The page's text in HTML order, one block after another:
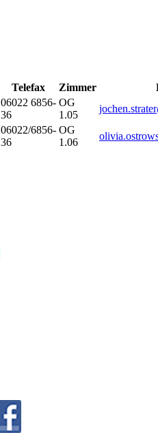
Telefax Zimmer
06022 6856-
36
OG
1.05
06022/6856-
36
OG
1.06